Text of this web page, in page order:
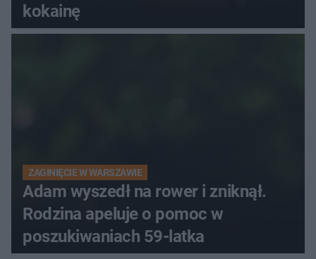
kokainę
ZAGINIĘCIE W WARSZAWIE
Adam wyszedł na rower i zniknął.
Rodzina apeluje o pomoc w
poszukiwaniach 59-latka